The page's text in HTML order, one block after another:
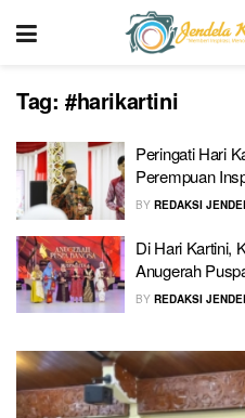
Tag: #harikartini
Peringati Hari
Perempuan
BY REDAKSI
Di Hari Kartini,
Anugerah
BY REDAKSI